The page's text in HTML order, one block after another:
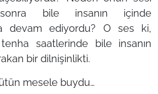
bile insanın içinde
devam ediyordu? O ses ki,
saatlerinde bile insanın
bir dilnişinlikti.
mesele buydu…